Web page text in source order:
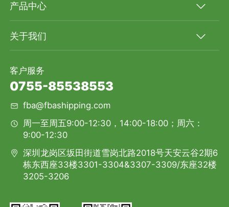
产品中心
关于我们
客户服务
0755-85538553
fba@fbashipping.com
周一至周五9:00-12:30，14:00-18:00；周六：
9:00-12:30
深圳龙岗区坂田街道雪岗北路2018号天安云谷2期6
栋东西座33楼3301-3304&3307-3309/东座32楼
3205-3206